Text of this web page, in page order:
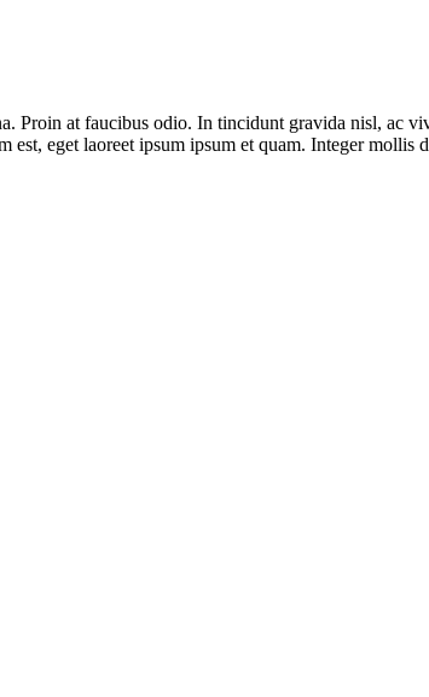
Proin at faucibus odio. In tincidunt gravida nisl, ac
eget laoreet ipsum ipsum et quam. Integer mollis